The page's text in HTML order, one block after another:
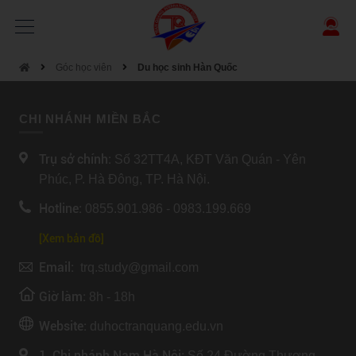
Góc học viên Du học sinh Hàn Quốc
CHI NHÁNH MIỀN BẮC
Trụ sở chính: Số 32TT4A, KĐT Văn Quán - Yên
Phúc, P. Hà Đông, TP. Hà Nội.
Hotline: 0855.901.986 - 0983.199.669
[Xem bản đồ]
Email: trq.study@gmail.com
Giờ làm: 8h - 18h
Website: duhoctranquang.edu.vn